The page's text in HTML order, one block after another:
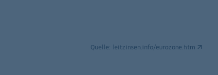
Quelle: leitzinsen.info/eurozone.htm